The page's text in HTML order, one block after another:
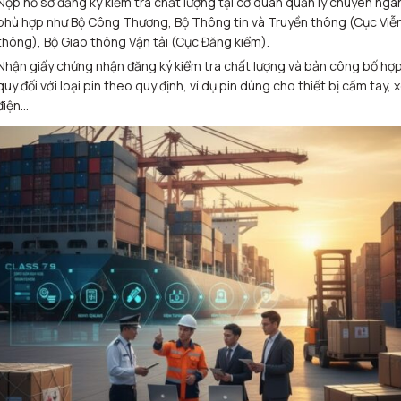
hợp như Bộ Công Thương, Bộ Thông tin và Truyền thông (Cục
Bộ Giao thông Vận tải (Cục Đăng kiểm).
giấy chứng nhận đăng ký kiểm tra chất lượng và bản công bố
đối với loại pin theo quy định, ví dụ pin dùng cho thiết bị cầm tay,